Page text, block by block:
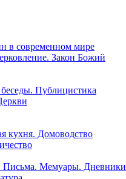
в современном мире
Закон Божий
Публицистика
кухня. Домоводство
Письма. Мемуары. Дневники